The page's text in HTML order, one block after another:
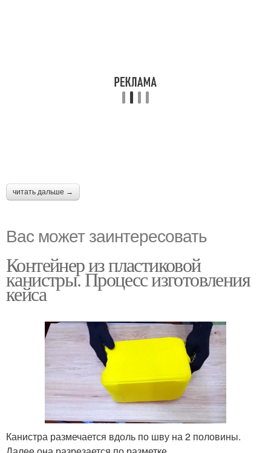
читать дальше →
Вас может заинтересовать
Контейнер из пластиковой
канистры. Процесс изготовления
кейса
Канистра размечается вдоль по шву на 2 половины.